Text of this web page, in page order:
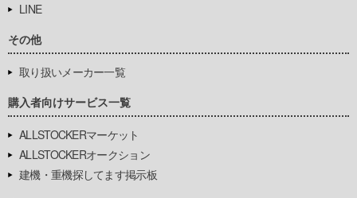
LINE
その他
取り扱いメーカー一覧
購入者向けサービス一覧
ALLSTOCKERマーケット
ALLSTOCKERオークション
建機・重機探してます掲示板